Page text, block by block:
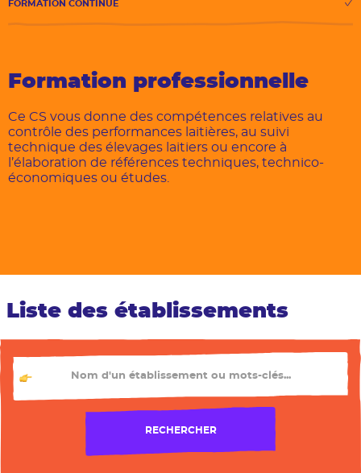
FORMATION CONTINUE
Formation professionnelle
Ce CS vous donne des compétences relatives au
contrôle des performances laitières, au suivi
technique des élevages laitiers ou encore à
l’élaboration de références techniques, technico-
économiques ou études.
Liste des établissements
TU CHERCHES QUEL ÉTABLISSEMENT ?
RECHERCHER